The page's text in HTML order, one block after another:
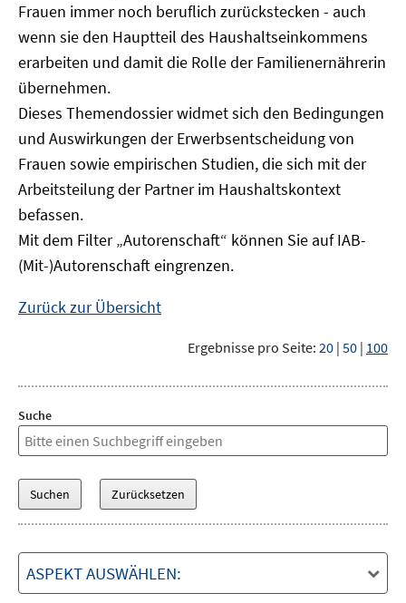
Frauen immer noch beruflich zurückstecken - auch
wenn sie den Hauptteil des Haushaltseinkommens
erarbeiten und damit die Rolle der Familienernährerin
übernehmen.
Dieses Themendossier widmet sich den Bedingungen
und Auswirkungen der Erwerbsentscheidung von
Frauen sowie empirischen Studien, die sich mit der
Arbeitsteilung der Partner im Haushaltskontext
befassen.
Mit dem Filter „Autorenschaft“ können Sie auf IAB-
(Mit-)Autorenschaft eingrenzen.
Zurück zur Übersicht
Ergebnisse pro Seite: 20 | 50 | 100
Suche
ASPEKT AUSWÄHLEN: